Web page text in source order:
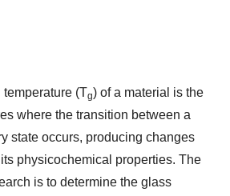
(Tg) of a material is the
where the transition between a
state occurs, producing changes
physicochemical properties. The
is to determine the glass